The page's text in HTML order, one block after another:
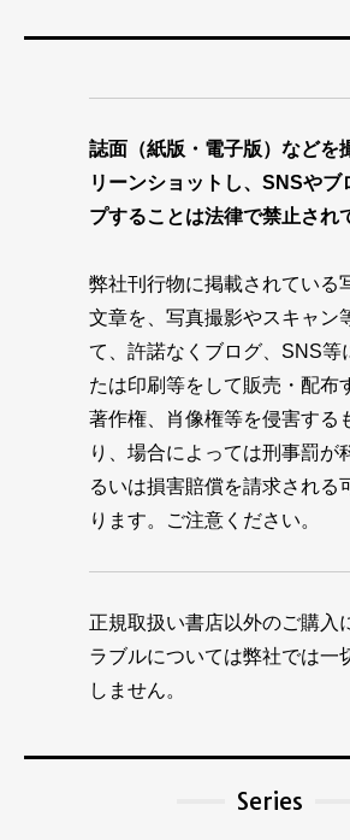
誌面（紙版・電子版）などを
リーンショットし、SNSやブ
プすることは法律で禁止され
弊社刊行物に掲載されている
文章を、写真撮影やスキャン
て、許諾なくブログ、SNS等
たは印刷等をして販売・配布
著作権、肖像権等を侵害する
り、場合によっては刑事罰が
るいは損害賠償を請求される
ります。ご注意ください。
正規取扱い書店以外のご購入
ラブルについては弊社では一
しません。
Series